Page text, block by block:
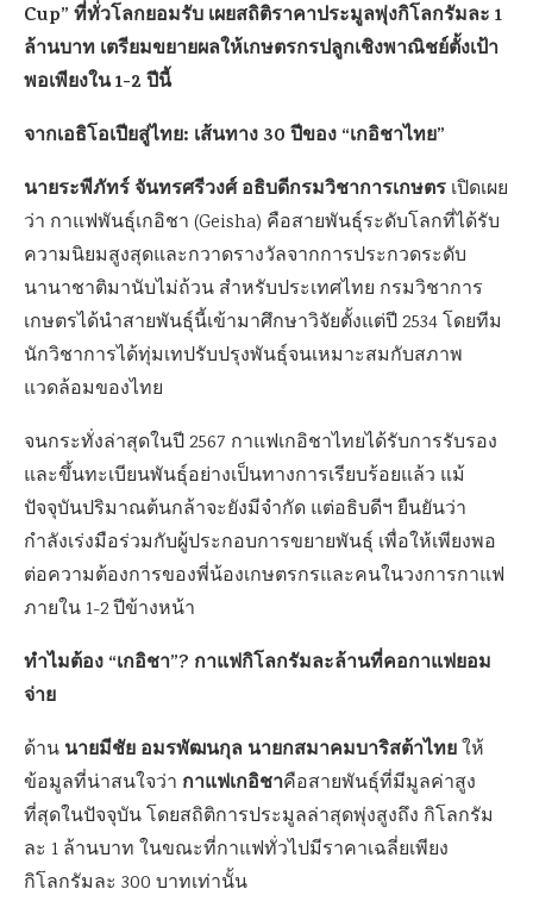
Cup” ที่ทั่วโลกยอมรับ เผยสถิติราคาประมูลพุ่งกิโลกรัมละ 1
ล้านบาท เตรียมขยายผลให้เกษตรกรปลูกเชิงพาณิชย์ตั้งเป้า
พอเพียงใน 1-2 ปีนี้
จากเอธิโอเปียสู่ไทย: เส้นทาง 30 ปีของ “เกอิชาไทย”
นายระพีภัทร์ จันทรศรีวงศ์ อธิบดีกรมวิชาการเกษตร เปิดเผย
ว่า กาแฟพันธุ์เกอิชา (Geisha) คือสายพันธุ์ระดับโลกที่ได้รับ
ความนิยมสูงสุดและกวาดรางวัลจากการประกวดระดับ
นานาชาติมานับไม่ถ้วน สำหรับประเทศไทย กรมวิชาการ
เกษตรได้นำสายพันธุ์นี้เข้ามาศึกษาวิจัยตั้งแต่ปี 2534 โดยทีม
นักวิชาการได้ทุ่มเทปรับปรุงพันธุ์จนเหมาะสมกับสภาพ
แวดล้อมของไทย
จนกระทั่งล่าสุดในปี 2567 กาแฟเกอิชาไทยได้รับการรับรอง
และขึ้นทะเบียนพันธุ์อย่างเป็นทางการเรียบร้อยแล้ว แม้
ปัจจุบันปริมาณต้นกล้าจะยังมีจำกัด แต่อธิบดีฯ ยืนยันว่า
กำลังเร่งมือร่วมกับผู้ประกอบการขยายพันธุ์ เพื่อให้เพียงพอ
ต่อความต้องการของพี่น้องเกษตรกรและคนในวงการกาแฟ
ภายใน 1-2 ปีข้างหน้า
ทำไมต้อง “เกอิชา”? กาแฟกิโลกรัมละล้านที่คอกาแฟยอม
จ่าย
ด้าน นายมีชัย อมรพัฒนกุล นายกสมาคมบาริสต้าไทยให้
ข้อมูลที่น่าสนใจว่า กาแฟเกอิชาคือสายพันธุ์ที่มีมูลค่าสูง
ที่สุดในปัจจุบัน โดยสถิติการประมูลล่าสุดพุ่งสูงถึง กิโลกรัม
ละ 1 ล้านบาท ในขณะที่กาแฟทั่วไปมีราคาเฉลี่ยเพียง
กิโลกรัมละ 300 บาทเท่านั้น